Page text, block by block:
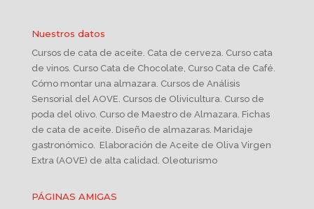
Nuestros datos
Cursos de cata de aceite. Cata de cerveza. Curso cata
de vinos. Curso Cata de Chocolate, Curso Cata de Café.
Cómo montar una almazara. Cursos de Análisis
Sensorial del AOVE. Cursos de Olivicultura. Curso de
poda del olivo. Curso de Maestro de Almazara. Fichas
de cata de aceite. Diseño de almazaras. Maridaje
gastronómico. Elaboración de Aceite de Oliva Virgen
Extra (AOVE) de alta calidad. Oleoturismo
PÁGINAS AMIGAS